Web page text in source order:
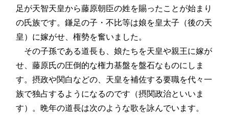
足が天智天皇から藤原朝臣の姓を賜ったことが始まり
の氏族です。鎌足の子・不比等は娘を皇太子（後の天
皇）に嫁がせ、権勢を奮いました。
その子孫である道長も、娘たちを天皇や親王に嫁が
せ、藤原氏の圧倒的な権力基盤を盤石なものにしま
す。摂政や関白などの、天皇を補佐する要職を代々一
族で独占するようになるのです（摂関政治といいま
す）。晩年の道長は次のような歌を詠んでいます。